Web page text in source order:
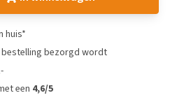
huis*
bestelling bezorgd wordt
een 4,6/5